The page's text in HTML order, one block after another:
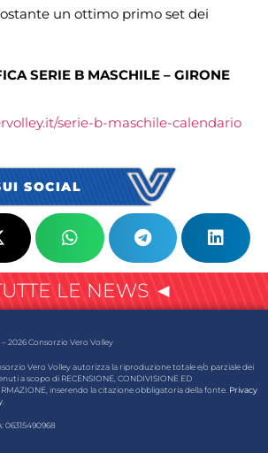
un ottimo primo set dei
SERIE B MASCHILE – GIRONE
serie-b-maschile-calendario
SOCIAL
LE NEWS ◄
2026 Consorzio Vero Volley
Vero Volley autorizza la riproduzione totale e/o parziale dei
a scopo di RECENSIONE, CONDIVISIONE ED
inserendo la citazione obbligatoria della fonte. Privacy
06315490968